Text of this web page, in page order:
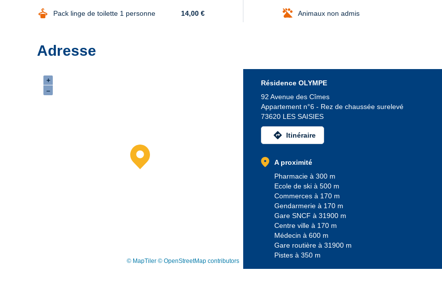
dry_cleaning Pack linge de toilette 1 personne 14,00 € Animaux non admis
Adresse
+
–
© MapTiler © OpenStreetMap contributors
Résidence OLYMPE
92 Avenue des Cîmes
Appartement n°6 - Rez de chaussée surelevé
73620 LES SAISIES
directions Itinéraire
location_on
A proximité
Pharmacie à 300 m
Ecole de ski à 500 m
Commerces à 170 m
Gendarmerie à 170 m
Gare SNCF à 31900 m
Centre ville à 170 m
Médecin à 600 m
Gare routière à 31900 m
Pistes à 350 m